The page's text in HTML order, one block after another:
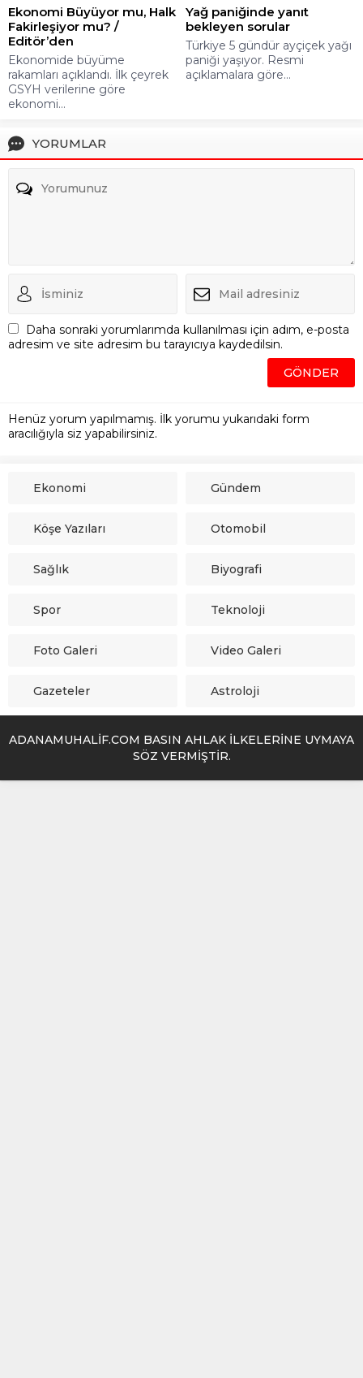
Ekonomi Büyüyor mu, Halk
Fakirleşiyor mu? /
Editör’den
Ekonomide büyüme
rakamları açıklandı. İlk çeyrek
GSYH verilerine göre
ekonomi...
Yağ paniğinde yanıt
bekleyen sorular
Türkiye 5 gündür ayçiçek yağı
paniği yaşıyor. Resmi
açıklamalara göre...
YORUMLAR
Daha sonraki yorumlarımda kullanılması için adım, e-posta
adresim ve site adresim bu tarayıcıya kaydedilsin.
Henüz yorum yapılmamış. İlk yorumu yukarıdaki form
aracılığıyla siz yapabilirsiniz.
Ekonomi Gündem
Köşe Yazıları Otomobil
Sağlık Biyografi
Spor Teknoloji
Foto Galeri Video Galeri
Gazeteler Astroloji
ADANAMUHALİF.COM BASIN AHLAK İLKELERİNE UYMAYA
SÖZ VERMİŞTİR.